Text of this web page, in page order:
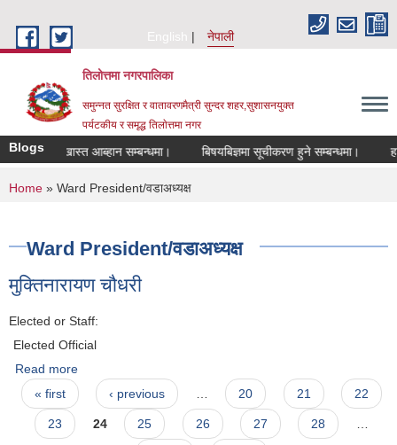
English
नेपाली
तिलोत्तमा नगरपालिका
समुन्नत सुरक्षित र वातावरणमैत्री सुन्दर शहर,सुशासनयुक्त
पर्यटकीय र समृद्ध तिलाेत्तमा नगर
Blogs
दरखास्त आब्हान सम्बन्धमा। बिषयबिज्ञमा सूचीकरण हुने सम्बन्धमा।
You are here
Home » Ward President/वडाअध्यक्ष
Ward President/वडाअध्यक्ष
मुक्तिनारायण चौधरी
Elected or Staff:
Elected Official
Read more
Pages
« first ‹ previous … 20 21 22
23 24 25 26 27 28 …